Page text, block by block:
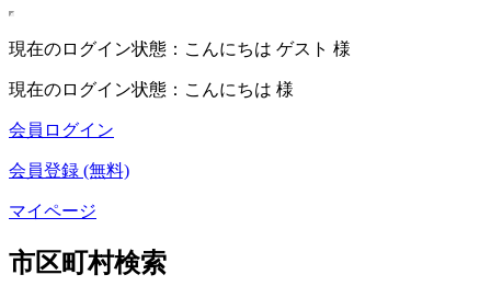
現在のログイン状態：こんにちは ゲスト 様
現在のログイン状態：こんにちは 様
会員ログイン
会員登録 (無料)
マイページ
市区町村検索